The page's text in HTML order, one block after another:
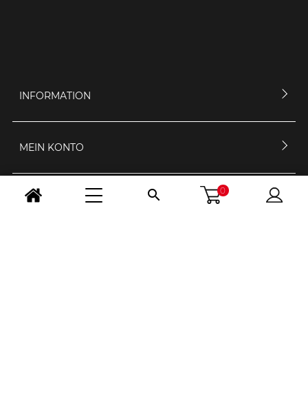
INFORMATION
MEIN KONTO
KONTAKTIERE UNS  0